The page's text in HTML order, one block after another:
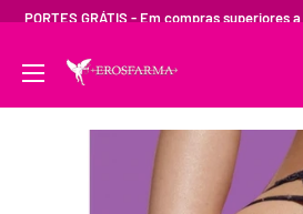
PORTES GRÁTIS - Em compras superiores